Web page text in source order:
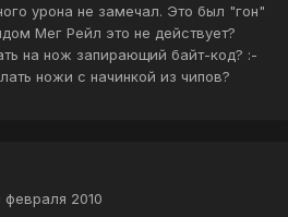
урона не замечал. Это был "гон"
Мег Рейл это не действует?
на нож запирающий байт-код? :-
ножи с начинкой из чипов?
февраля 2010